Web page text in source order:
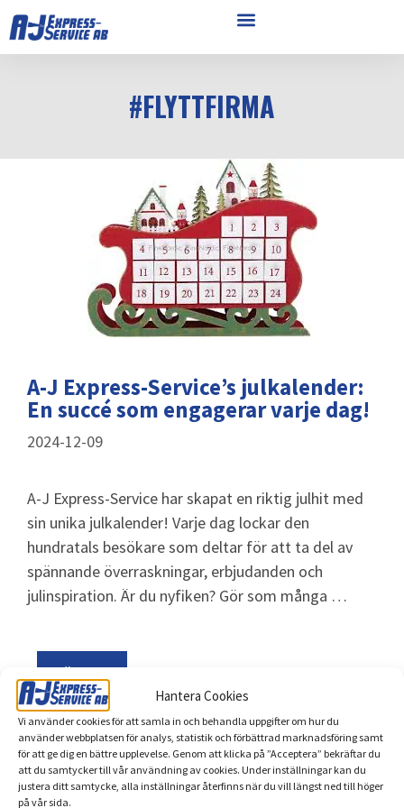
Hantera Cookies
Vi använder cookies för att samla in och behandla uppgifter om hur du
använder webbplatsen för analys, statistik och förbättrad marknadsföring samt
för att ge dig en bättre upplevelse. Genom att klicka på ”Acceptera” bekräftar du
att du samtycker till vår användning av cookies. Under inställningar kan du
justera ditt samtycke, alla inställningar återfinns när du vill längst ned till höger
på vår sida.
#FLYTTFIRMA
A-J Express-Service’s julkalender:
En succé som engagerar varje dag!
2024-12-09
A-J Express-Service har skapat en riktig julhit med
sin unika julkalender! Varje dag lockar den
hundratals besökare som deltar för att ta del av
spännande överraskningar, erbjudanden och
julinspiration. Är du nyfiken? Gör som många …
Läs mer